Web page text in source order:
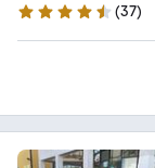
4.7 Sterne
(37)